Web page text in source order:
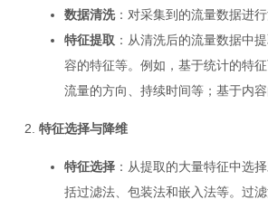
数据清洗：对采集到的流量数据进
特征提取 ：从清洗后的流量数据中
容的特征等。例如，基于统计的特
流量的方向、持续时间等；基于内
特征选择与降维
特征选择 ：从提取的大量特征中选
括过滤法、包装法和嵌入法等。过